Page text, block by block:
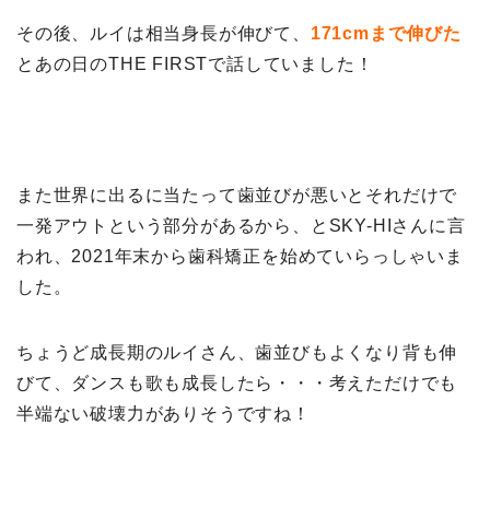
その後、ルイは相当身長が伸びて、 171cmまで伸びた
とあの日のTHE FIRSTで話していました！
また世界に出るに当たって歯並びが悪いとそれだけで
一発アウトという部分があるから、とSKY-HIさんに言
われ、2021年末から歯科矯正を始めていらっしゃいま
した。
ちょうど成長期のルイさん、歯並びもよくなり背も伸
びて、ダンスも歌も成長したら・・・考えただけでも
半端ない破壊力がありそうですね！